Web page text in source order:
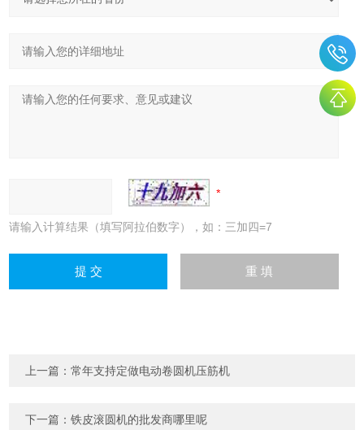
请输入计算结果（填写阿拉伯数字），如：三加四=7
上一篇：常年支持定做电动卷圆机压筋机
下一篇：铁皮滚圆机的批发商哪里呢